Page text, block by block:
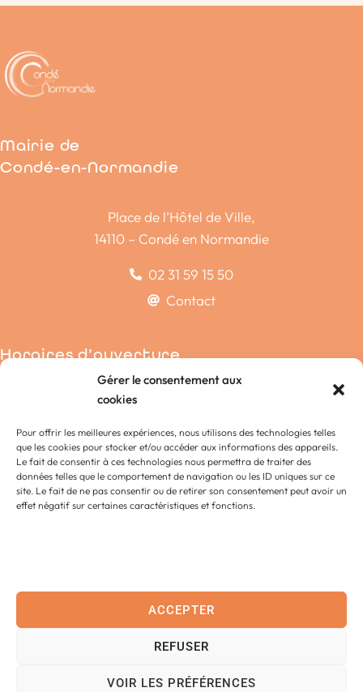
Gérer le consentement aux
cookies
Pour offrir les meilleures expériences, nous utilisons des technologies telles
que les cookies pour stocker et/ou accéder aux informations des appareils.
Le fait de consentir à ces technologies nous permettra de traiter des
données telles que le comportement de navigation ou les ID uniques sur ce
site. Le fait de ne pas consentir ou de retirer son consentement peut avoir un
effet négatif sur certaines caractéristiques et fonctions.
ACCEPTER
REFUSER
VOIR LES PRÉFÉRENCES
Mairie de
Condé-en-Normandie
Place de l’Hôtel de Ville,
14110 – Condé en Normandie
02 31 59 15 50
Contact
Horaires d’ouverture
Condé-sur-Noireau
Lénault
Proussy
Saint-Germain-du-Crioult
Saint-Pierre-la-Vieille
Contact
Plan
Confidentialité
Données personnelles